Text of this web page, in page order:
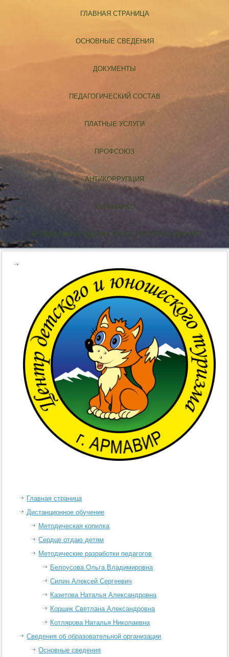
ГЛАВНАЯ СТРАНИЦА
ОСНОВНЫЕ СВЕДЕНИЯ
ДОКУМЕНТЫ
ПЕДАГОГИЧЕСКИЙ СОСТАВ
ПЛАТНЫЕ УСЛУГИ
ПРОФСОЮЗ
АНТИКОРРУПЦИЯ
АНТИНАРКО
НЕЗАВИСИМАЯ ОЦЕНКА КАЧЕСТВА ОБРАЗОВАНИЯ
Главная страница
Дистанционное обучение
Методическая копилка
Сердце отдаю детям
Методические разработки педагогов
Белоусова Ольга Владимировна
Силин Алексей Сергеевич
Казетова Наталья Александровна
Коршик Светлана Александровна
Котлярова Наталья Николаевна
Сведения об образовательной организации
Основные сведения